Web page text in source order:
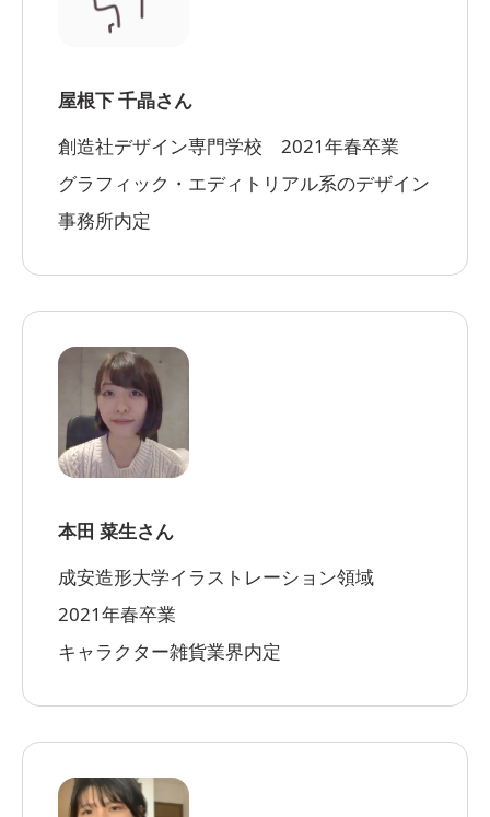
屋根下 千晶さん
創造社デザイン専門学校 2021年春卒業
グラフィック・エディトリアル系のデザイン
事務所内定
本田 菜生さん
成安造形大学イラストレーション領域
2021年春卒業
キャラクター雑貨業界内定